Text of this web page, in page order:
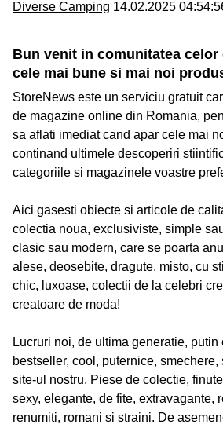
Diverse Camping 14.02.2025
Bun venit in comunitatea
cele mai bune si mai noi
StoreNews este un serviciu gratuit
de magazine online din Romania,
sa aflati imediat cand apar cele mai
continand ultimele descoperiri
categoriile si magazinele voastre
Aici gasesti obiecte si articole de
colectia noua, exclusiviste, simple
clasic sau modern, care se poarta
alese, deosebite, dragute, misto, cu
chic, luxoase, colectii de la celebri
creatoare de moda!
Lucruri noi, de ultima generatie, putin
bestseller, cool, puternice,
site-ul nostru. Piese de colectie,
sexy, elegante, de fite, extravagante,
renumiti, romani si straini. De